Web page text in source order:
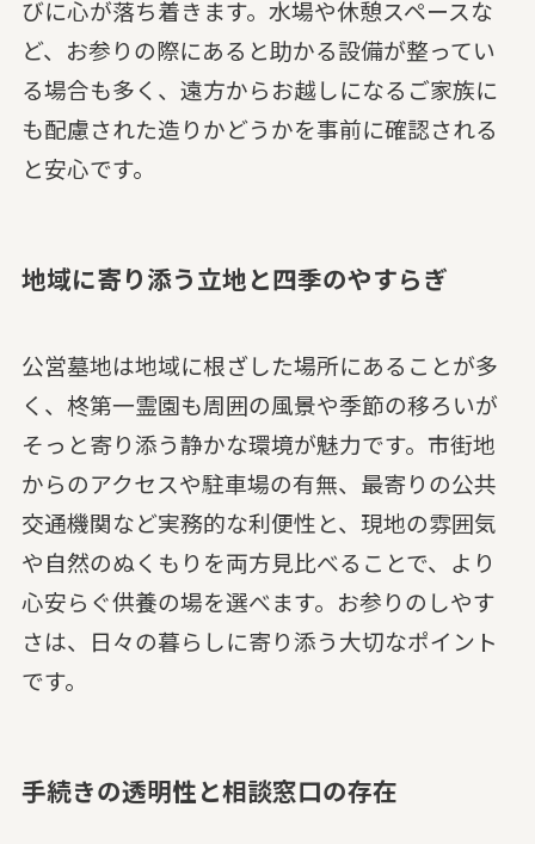
びに心が落ち着きます。水場や休憩スペースな
ど、お参りの際にあると助かる設備が整ってい
る場合も多く、遠方からお越しになるご家族に
も配慮された造りかどうかを事前に確認される
と安心です。
地域に寄り添う立地と四季のやすらぎ
公営墓地は地域に根ざした場所にあることが多
く、柊第一霊園も周囲の風景や季節の移ろいが
そっと寄り添う静かな環境が魅力です。市街地
からのアクセスや駐車場の有無、最寄りの公共
交通機関など実務的な利便性と、現地の雰囲気
や自然のぬくもりを両方見比べることで、より
心安らぐ供養の場を選べます。お参りのしやす
さは、日々の暮らしに寄り添う大切なポイント
です。
手続きの透明性と相談窓口の存在